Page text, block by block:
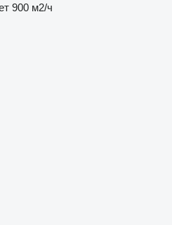
900 м2/ч